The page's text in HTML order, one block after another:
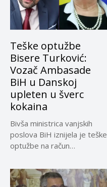
Teške optužbe
Bisere Turković:
Vozač Ambasade
BiH u Danskoj
upleten u šverc
kokaina
Bivša ministrica vanjskih
poslova BiH iznijela je teške
optužbe na račun